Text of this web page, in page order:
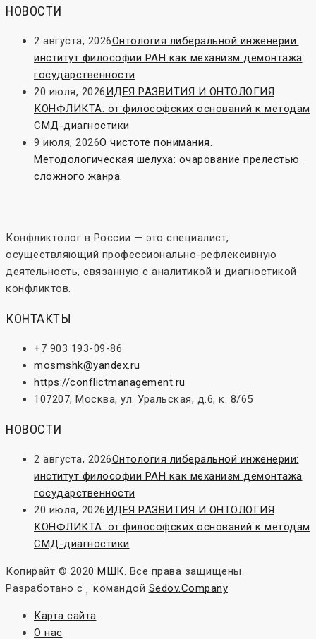
НОВОСТИ
2 августа, 2026Онтология либеральной инженерии:
институт философии РАН как механизм демонтажа
государственности
20 июля, 2026ИДЕЯ РАЗВИТИЯ И ОНТОЛОГИЯ
КОНФЛИКТА: от философских оснований к методам
СМД-диагностики
9 июля, 2026О чистоте понимания.
Методологическая шелуха: очарование прелестью
сложного жанра.
Конфликтолог в России — это специалист,
осуществляющий профессионально-рефлексивную
деятельность, связанную с аналитикой и диагностикой
конфликтов.
КОНТАКТЫ
+7 903 193-09-86
mosmshk@yandex.ru
https://conflictmanagement.ru
107207, Москва, ул. Уральская, д.6, к. 8/65
НОВОСТИ
2 августа, 2026Онтология либеральной инженерии:
институт философии РАН как механизм демонтажа
государственности
20 июля, 2026ИДЕЯ РАЗВИТИЯ И ОНТОЛОГИЯ
КОНФЛИКТА: от философских оснований к методам
СМД-диагностики
Копирайт © 2020 МШК. Все права защищены.
Разработано с
командой Sedov.Company
Карта сайта
О нас